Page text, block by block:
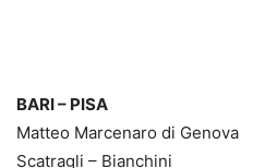
BARI – PISA
Matteo Marcenaro di Genova
Scatragli – Bianchini